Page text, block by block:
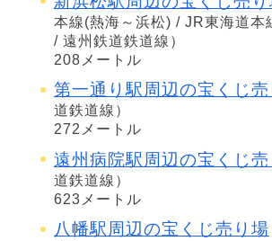
本線(熱海～浜松) / JR東海道本
/ 遠州鉄道鉄道線）
208メートル
第一通り駅周辺の宝くじ
道鉄道線）
272メートル
遠州病院駅周辺の宝くじ
道鉄道線）
623メートル
八幡駅周辺の宝くじ売り場